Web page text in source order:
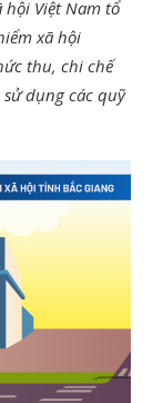
hội Việt Nam tổ
xã hội
thu, chi chế
dụng các quỹ